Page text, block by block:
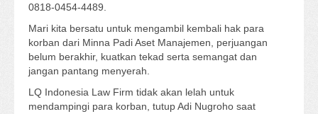
0818-0454-4489.
Mari kita bersatu untuk mengambil kembali hak para
korban dari Minna Padi Aset Manajemen, perjuangan
belum berakhir, kuatkan tekad serta semangat dan
jangan pantang menyerah.
LQ Indonesia Law Firm tidak akan lelah untuk
mendampingi para korban, tutup Adi Nugroho saat